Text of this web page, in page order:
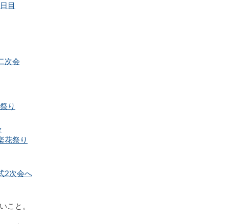
目
次会
り
花祭り
2次会へ
こと。